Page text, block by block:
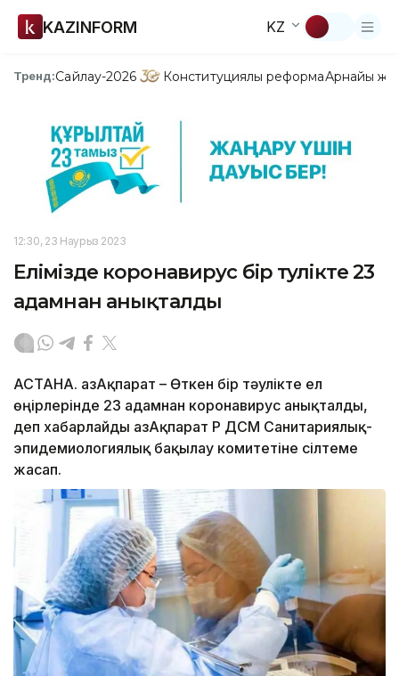
KAZINFORM KZ
Тренд:Сайлау-2026 Конституциялық реформаАрнайы
12:30, 23 Наурыз 2023
Елімізде коронавирус бір тәулікте 23
адамнан анықталды
АСТАНА. ҚазАқпарат – Өткен бір тәулікте ел
өңірлерінде 23 адамнан коронавирус анықталды,
деп хабарлайды ҚазАқпарат ҚР ДСМ Санитариялық-
эпидемиологиялық бақылау комитетіне сілтеме
жасап.